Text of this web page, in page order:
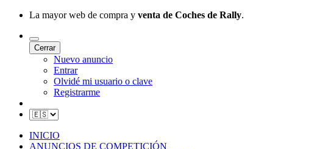
La mayor web de compra y venta de Coches de Rally.
Cerrar
Nuevo anuncio
Entrar
Olvidé mi usuario o clave
Registrarme
INICIO
ANUNCIOS DE COMPETICIÓN